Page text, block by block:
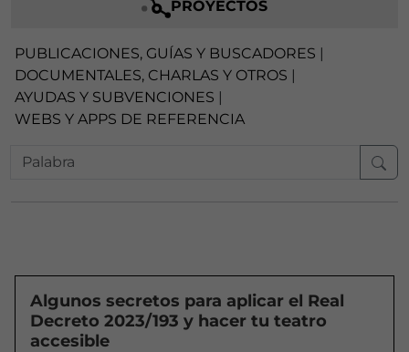
PROYECTOS
PUBLICACIONES, GUÍAS Y BUSCADORES |
DOCUMENTALES, CHARLAS Y OTROS |
AYUDAS Y SUBVENCIONES |
WEBS Y APPS DE REFERENCIA
Algunos secretos para aplicar el Real
Decreto 2023/193 y hacer tu teatro
accesible